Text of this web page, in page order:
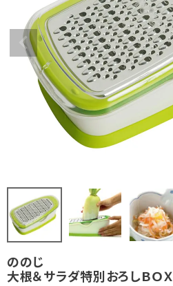
ののじ
大根＆サラダ特別おろしＢＯＸ